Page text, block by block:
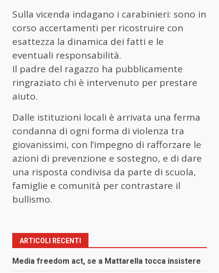
Sulla vicenda indagano i carabinieri: sono in
corso accertamenti per ricostruire con
esattezza la dinamica dei fatti e le
eventuali responsabilità.
Il padre del ragazzo ha pubblicamente
ringraziato chi è intervenuto per prestare
aiuto.
Dalle istituzioni locali è arrivata una ferma
condanna di ogni forma di violenza tra
giovanissimi, con l’impegno di rafforzare le
azioni di prevenzione e sostegno, e di dare
una risposta condivisa da parte di scuola,
famiglie e comunità per contrastare il
bullismo.
ARTICOLI RECENTI
Media freedom act, se a Mattarella tocca insistere